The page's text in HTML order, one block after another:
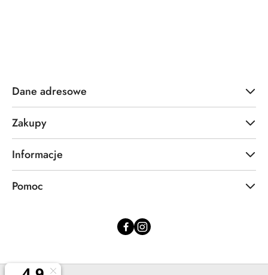
Dane adresowe
Zakupy
Informacje
Pomoc